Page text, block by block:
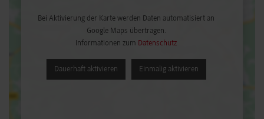
Bei Aktivierung der Karte werden Daten automatisiert an
Google Maps übertragen.
Informationen zum Datenschutz
Dauerhaft aktivieren Einmalig aktivieren